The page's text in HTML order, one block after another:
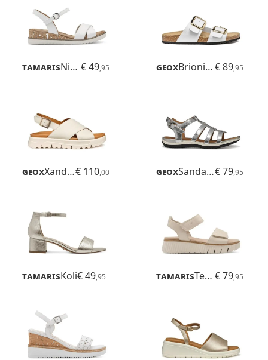
Tamaris Nirmala € 49,95 Geox Brionia R€ 89,95
Geox Xand 2.1s€ 110,00 Geox Sandal Vega€ 79,95
TamarisKoli€ 49,95 Tamaris Tessa € 79,95